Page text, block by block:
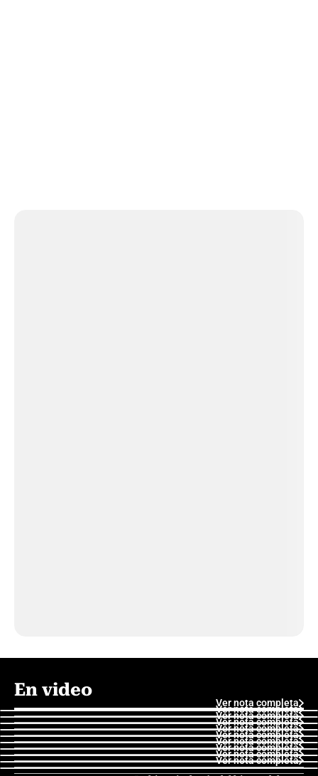
En video
Ver nota completa
Ver nota completa
Ver nota completa
Ver nota completa
Ver nota completa
Ver nota completa
Ver nota completa
Ver nota completa
Ver nota completa
Ver nota completa